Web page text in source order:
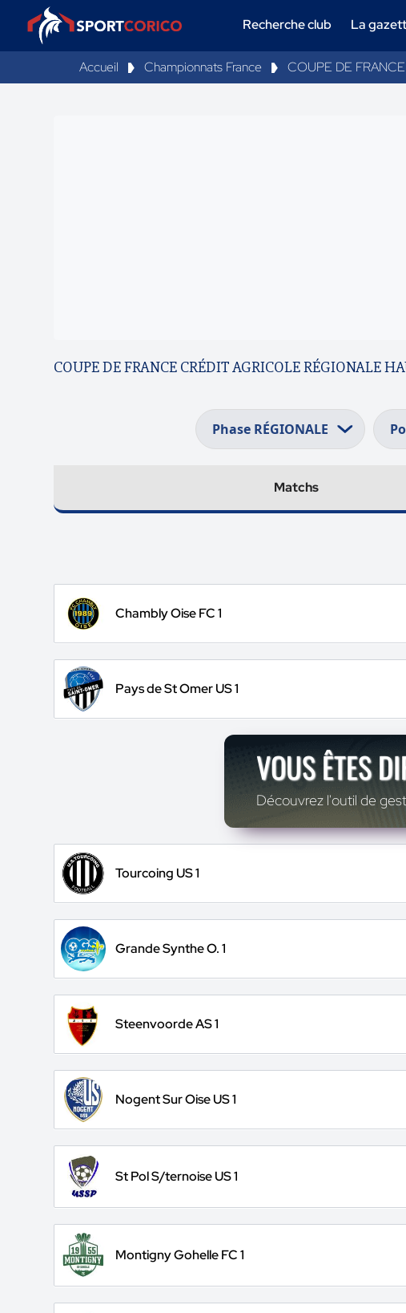
Recherche club La
Accueil Championnats France COUPE DE
COUPE DE FRANCE CRÉDIT AGRICOLE RÉGIONALE
Matchs
Chambly Oise FC 1
Pays de St Omer US 1
VOUS ÊTES
Découvrez l'outil de
Tourcoing US 1
Grande Synthe O. 1
Steenvoorde AS 1
Nogent Sur Oise US 1
St Pol S/ternoise US 1
Montigny Gohelle FC 1